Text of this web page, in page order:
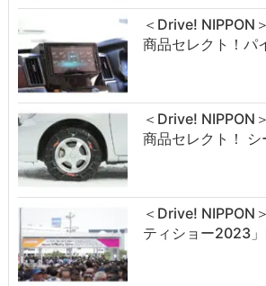
＜Drive! NIPPON
商品セレクト！パ
＜Drive! NIPPON
商品セレクト！
＜Drive! NIPPON
ティショー2023